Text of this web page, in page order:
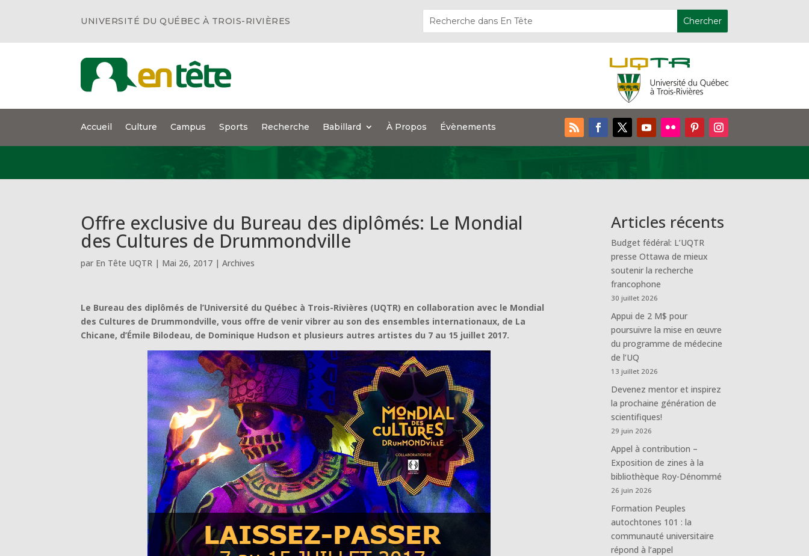
UNIVERSITÉ DU QUÉBEC À TROIS-RIVIÈRES
Accueil Culture Campus Sports Recherche Babillard À Propos Évènements
Offre exclusive du Bureau des diplômés: Le Mondial
des Cultures de Drummondville
par En Tête UQTR | Mai 26, 2017 |Archives
Le Bureau des diplômés de l’Université du Québec à Trois-Rivières (UQTR) en collaboration avec le Mondial
des Cultures de Drummondville, vous offre de venir vibrer au son des ensembles internationaux, de La
Chicane, d’Émile Bilodeau, de Dominique Hudson et plusieurs autres artistes du 7 au 15 juillet 2017.
Articles récents
Budget fédéral: L’UQTR
presse Ottawa de mieux
soutenir la recherche
francophone
30 juillet 2026
Appui de 2 M$ pour
poursuivre la mise en œuvre
du programme de médecine
de l’UQ
13 juillet 2026
Devenez mentor et inspirez
la prochaine génération de
scientifiques!
29 juin 2026
Appel à contribution –
Exposition de zines à la
bibliothèque Roy-Dénommé
26 juin 2026
Formation Peuples
autochtones 101 : la
communauté universitaire
répond à l’appel